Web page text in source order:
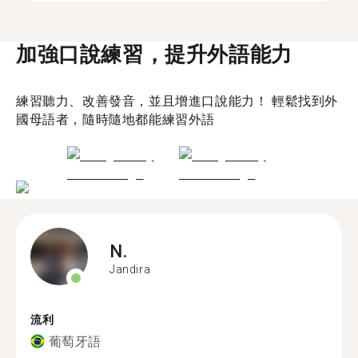
加強口說練習，提升外語能力
練習聽力、改善發音，並且增進口說能力！ 輕鬆找到外
國母語者，隨時隨地都能練習外語
N.
Jandira
流利
葡萄牙語